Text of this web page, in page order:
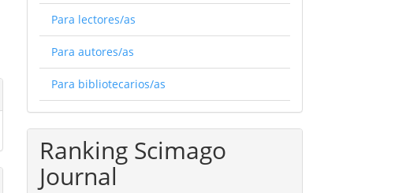
Para lectores/as
Para autores/as
Para bibliotecarios/as
Ranking Scimago
Journal